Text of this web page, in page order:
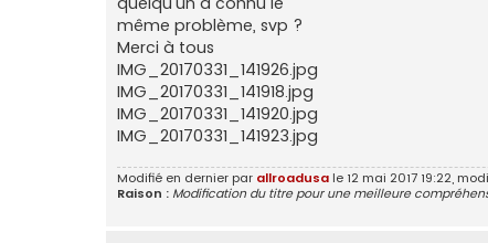
même problème, svp ?
Merci à tous
IMG_20170331_141926.jpg
IMG_20170331_141918.jpg
IMG_20170331_141920.jpg
IMG_20170331_141923.jpg
Modifié en dernier par allroadusa le 12 mai 2017 19:22,
Raison : Modification du titre pour une meilleure